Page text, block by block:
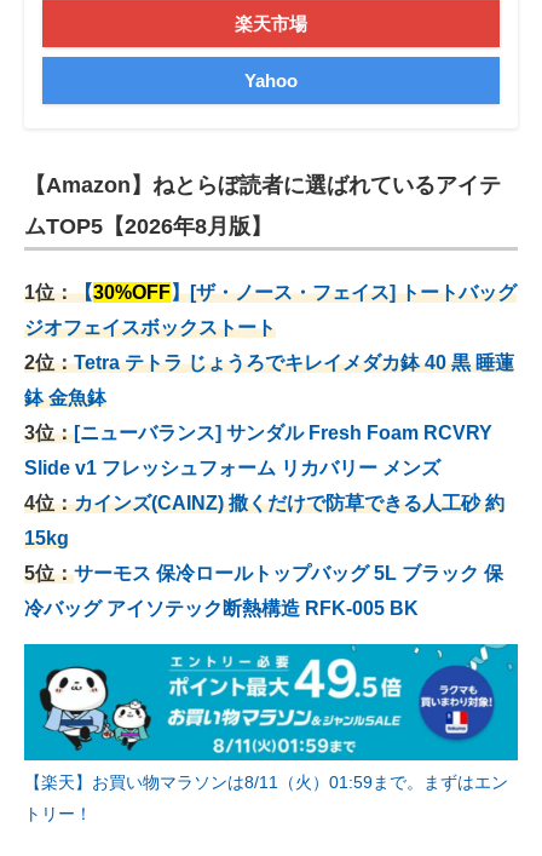
楽天市場
Yahoo
【Amazon】ねとらぼ読者に選ばれているアイテ
ムTOP5【2026年8月版】
1位：【30%OFF】[ザ・ノース・フェイス] トートバッグ
ジオフェイスボックストート
2位：Tetra テトラ じょうろでキレイメダカ鉢 40 黒 睡蓮
鉢 金魚鉢
3位：[ニューバランス] サンダル Fresh Foam RCVRY
Slide v1 フレッシュフォーム リカバリー メンズ
4位：カインズ(CAINZ) 撒くだけで防草できる人工砂 約
15kg
5位：サーモス 保冷ロールトップバッグ 5L ブラック 保
冷バッグ アイソテック断熱構造 RFK-005 BK
【楽天】お買い物マラソンは8/11（火）01:59まで。まずはエン
トリー！